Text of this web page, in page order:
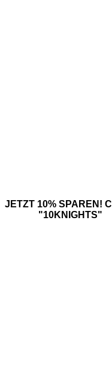
JETZT 10% SPAREN!
"10KNIGHTS"